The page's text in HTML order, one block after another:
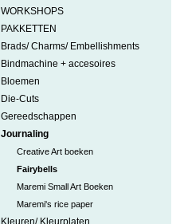
WORKSHOPS
PAKKETTEN
Brads/ Charms/ Embellishments
Bindmachine + accesoires
Bloemen
Die-Cuts
Gereedschappen
Journaling
Creative Art boeken
Fairybells
Maremi Small Art Boeken
Maremi's rice paper
Kleuren/ Kleurplaten